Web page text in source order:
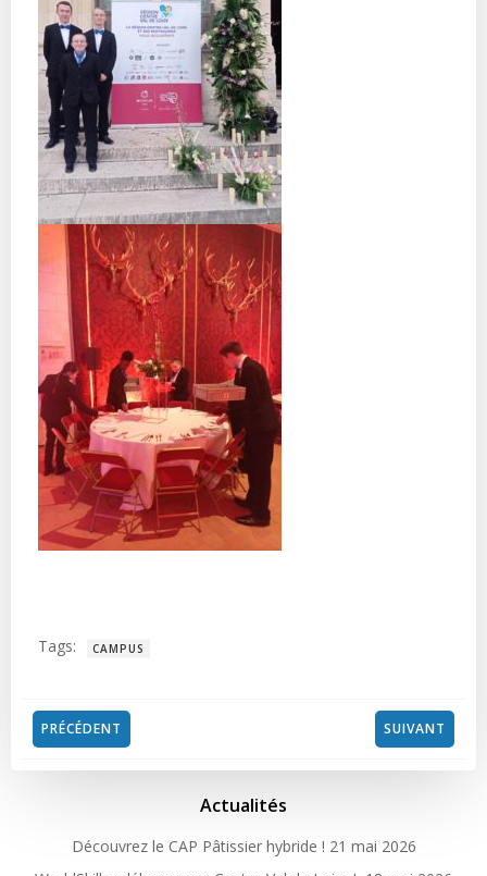
Tags: CAMPUS
Post
navigation
PRÉCÉDENT
navigation
SUIVANT
Actualités
Découvrez le CAP Pâtissier hybride ! 21 mai 2026